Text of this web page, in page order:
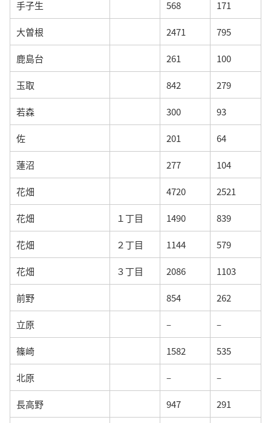
手子生 568 171
大曽根 2471 795
鹿島台 261 100
玉取 842 279
若森 300 93
佐 201 64
蓮沼 277 104
花畑 4720 2521
花畑 １丁目 1490 839
花畑 ２丁目 1144 579
花畑 ３丁目 2086 1103
前野 854 262
立原 – –
篠崎 1582 535
北原 – –
長高野 947 291